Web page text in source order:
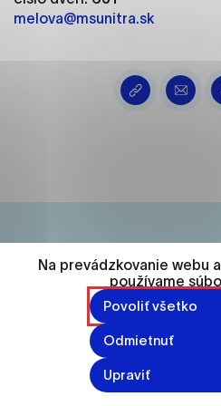
melova@msunitra.sk
74
870-
Na prevádzkovanie webu
používame
Povoliť všetko
Odmietnuť
Upraviť
ako je navigácia na stránke
zabezpečeným oblastiam
ponúknuť im lepšiu
konkrétnou osobou.
Označiť všetko
Uložiť nastavenia
Viac informácií